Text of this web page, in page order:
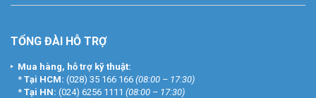
TỔNG ĐÀI HỖ TRỢ
Mua hàng, hỗ trợ kỹ thuật:
* Tại HCM: (028) 35 166 166 (08:00 – 17:30)
* Tại HN: (024) 6256 1111 (08:00 – 17:30)